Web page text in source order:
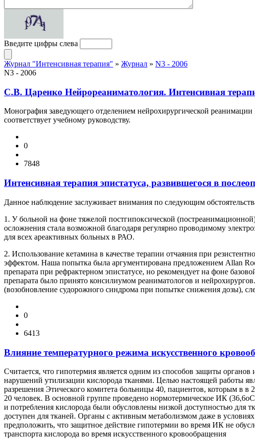
Введите цифры слева
Журнал "Интенсивная терапия" » Журнал » N3 - 2006
N3 - 2006
С.В. Царенко Нейрореаниматология. Интенсивная
Монография заведующего отделением нейрохирургической
соответствует учебному руководству.
0
7848
Интенсивная терапия эпистатуса, развившегося в
Данное наблюдение заслуживает внимания по следующим
1. У больной на фоне тяжелой постгипоксической
осложнения стала возможной благодаря регулярно проводимому
для всех ареактивных больных в РАО.
2. Использование кетамина в качестве терапии отчаяния при
эффектом. Наша попытка была аргументирована предложением Allan
препарата при рефрактерном эпистатусе, но рекомендует на фоне
препарата было принято консилиумом реаниматологов и
(возобновление судорожного синдрома при попытке снижения дозы),
0
6413
Влияние температурного режима искусственного
Считается, что гипотермия является одним из способов защиты
нарушений утилизации кислорода тканями. Целью настоящей работы
разрешения Этического комитета больницы 40, пациентов, которым в в
20 человек. В основной группе проведено нормотермическое ИК
и потребления кислорода были обусловлены низкой доступностью для
доступен для тканей. Органы с активным метаболизмом даже в
предположить, что защитное действие гипотермии во время ИК не
транспорта кислорода во время искусственного кровообращения